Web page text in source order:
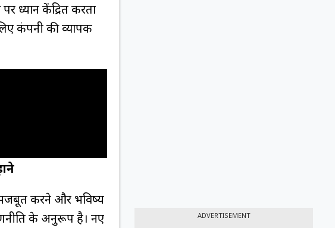
ध्यान केंद्रित करता
कंपनी की व्यापक
करने और भविष्य
के अनुरूप है। नए
ADVERTISEMENT